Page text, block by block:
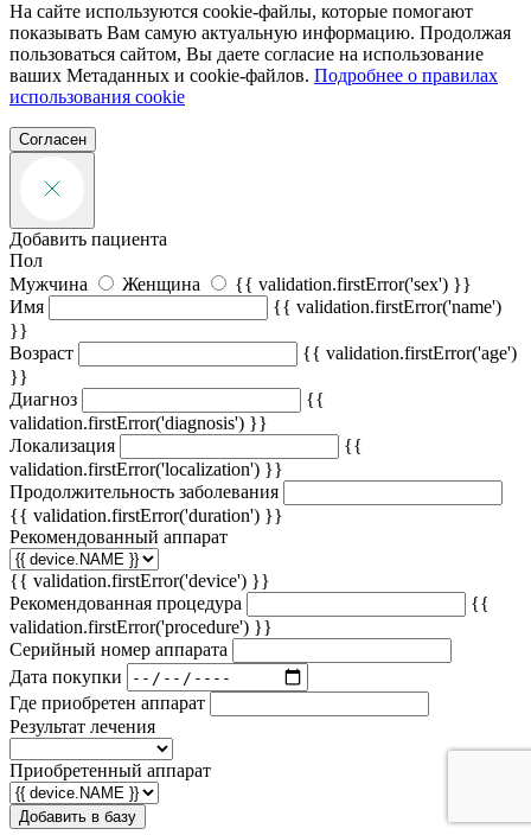
На сайте используются cookie-файлы, которые помогают
показывать Вам самую актуальную информацию. Продолжая
пользоваться сайтом, Вы даете согласие на использование
ваших Метаданных и cookie-файлов. Подробнее о правилах
использования cookie
Согласен
Добавить пациента
Пол
Мужчина
Женщина
{{ validation.firstError('sex') }}
Имя
{{ validation.firstError('name')
}}
Возраст
{{ validation.firstError('age')
}}
Диагноз
{{
validation.firstError('diagnosis') }}
Локализация
{{
validation.firstError('localization') }}
Продолжительность заболевания
{{ validation.firstError('duration') }}
Рекомендованный аппарат
{{ validation.firstError('device') }}
Рекомендованная процедура
{{
validation.firstError('procedure') }}
Серийный номер аппарата
Дата покупки
Где приобретен аппарат
Результат лечения
Приобретенный аппарат
Добавить в базу